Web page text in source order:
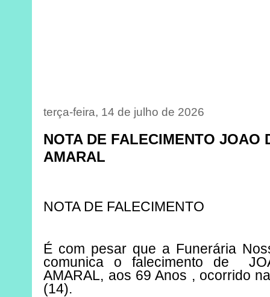
terça-feira, 14 de julho de 2026
NOTA DE FALECIMENTO JOAO
AMARAL
NOTA DE FALECIMENTO
É com pesar que a Funerária
comunica o falecimento de
AMARAL, aos 69 Anos , ocorrido
(14).